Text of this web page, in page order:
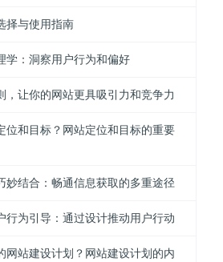
择与使用指南
学：洞察用户行为和偏好
，让你的网站更具吸引力和竞争力
位和目标？网站定位和目标的重要
妙结合：畅通信息获取的多重途径
行为引导：通过设计推动用户行动
网站建设计划？网站建设计划的内